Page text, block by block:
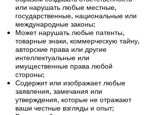
или нарушать любые местные,
государственные, национальные или
международные законы;
Может нарушать любые патенты,
товарные знаки, коммерческую тайну,
авторские права или другие
интеллектуальные или
имущественные права любой
стороны;
Содержит или изображает любые
заявления, замечания или
утверждения, которые не отражают
ваши честные взгляды и опыт;